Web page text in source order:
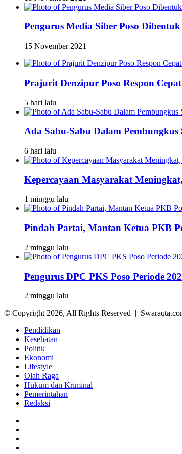
Pengurus Media Siber Poso Dibentuk
15 November 2021
Prajurit Denzipur Poso Respon
5 hari lalu
Ada Sabu-Sabu Dalam Pembungkus
6 hari lalu
Kepercayaan Masyarakat
1 minggu lalu
Pindah Partai, Mantan Ketua PKB
2 minggu lalu
Pengurus DPC PKS Poso Periode
2 minggu lalu
© Copyright 2026, All Rights Reserved |
Pendidikan
Kesehatan
Politik
Ekonomi
Lifestyle
Olah Raga
Hukum dan Kriminal
Pemerintahan
Redaksi